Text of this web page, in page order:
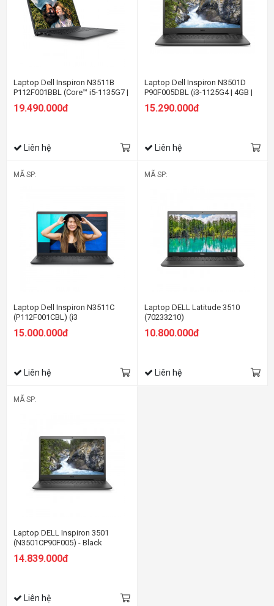
Laptop Dell Inspiron N3511B
P112F001BBL (Core™ i5-1135G7 |
inch FHD | Win 10 | Office | Đen)
19.490.000đ
Liên hệ
Laptop Dell Inspiron N3501D
P90F005DBL (i3-1125G4 | 4GB |
| Win 10 | Đen)
15.290.000đ
Liên hệ
MÃ SP:
Laptop Dell Inspiron N3511C
(P112F001CBL) (i3
1115G4/4GBRAM/256GB
SSD/15.6 inch
15.000.000đ
Liên hệ
MÃ SP:
Laptop DELL Latitude 3510
(70233210)
10.800.000đ
Liên hệ
MÃ SP:
Laptop DELL Inspiron 3501
(N3501CP90F005) - Black
14.839.000đ
Liên hệ